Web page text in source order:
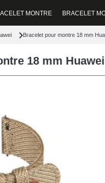
MONTRE BRACELET
Bracelet pour montre 18 mm
18 mm